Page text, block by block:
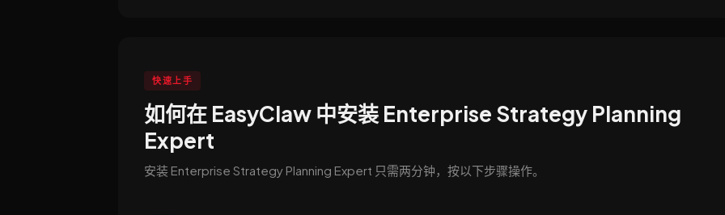
快速上手
如何在 EasyClaw 中安装 Enterprise Strategy Planning
Expert
安装 Enterprise Strategy Planning Expert 只需两分钟，按以下步骤操作。